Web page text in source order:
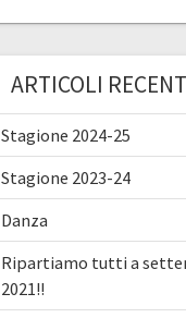
ARTICOLI
Stagione 2024-25
Stagione 2023-24
Danza
Ripartiamo tutti a
2021!!